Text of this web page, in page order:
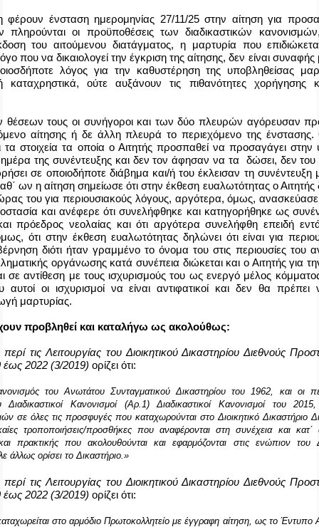
ένσταση ημερομηνίας 27/11/25 στην αίτηση για
πληρούνται οι προϋποθέσεις των διαδικαστικών
του αιτούμενου διατάγματος, η μαρτυρία που
που να δικαιολογεί την έγκριση της αίτησης, δεν είναι
λόγος για την καθυστέρηση της υποβληθείσας
καταχρηστικά, ούτε αυξάνουν τις πιθανότητες χορήγησης
θέσεων τους οι συνήγοροι και των δύο πλευρών αγόρευσαν
αίτησης ή δε άλλη πλευρά το περιεχόμενο της ένστασης.
τα στοιχεία τα οποία ο Αιτητής προσπαθεί να προσαγάγει στην
ημέρα της συνέντευξης και δεν τον άφησαν να τα δώσει, δεν
σε οποιοδήποτε διάβημα και/ή του έκλεισαν τη
ων η αίτηση σημείωσε ότι στην έκθεση ευαλωτότητας ο
του για περιουσιακούς λόγους, αργότερα, όμως, ανασκεύασε
και ανέφερε ότι συνελήφθηκε και κατηγορήθηκε ως
πρόεδρος νεολαίας και ότι αργότερα συνελήφθη επειδή
ότι στην έκθεση ευαλωτότητας δηλώνει ότι είναι για
διότι ήταν γραμμένο το όνομα του στις περιουσίες του
οργάνωσης κατά συνέπεια διώκεται και ο Αιτητής για
σε αντίθεση με τους ισχυρισμούς του ως ενεργό μέλος
αυτοί οι ισχυρισμοί να είναι αντιφατικοί και δεν θα
μαρτυρίας.
προβληθεί και καταλήγω ως ακολούθως:
τις Λειτουργίας του Διοικητικού Δικαστηρίου Διεθνούς
έως 2022 (3/2019) ορίζει ότι:
του Ανωτάτου Συνταγματικού Δικαστηρίου του 1962, και οι
Διαδικαστικοί Κανονισμοί (Αρ.1) Διαδικαστικοί Κανονισμοί του
σε όλες τις προσφυγές που καταχωρούνται στο Διοικητικό Δικαστήριο
τροποποιήσεις/προσθήκες που αναφέρονται στη συνέχεια και
πρακτικής που ακολουθούνται και εφαρμόζονται στις ενώπιον του
άλλως ορίσει το Δικαστήριο.»
τις Λειτουργίας του Διοικητικού Δικαστηρίου Διεθνούς
έως 2022 (3/2019) ορίζει ότι:
στο αρμόδιο Πρωτοκολλητείο με έγγραφη αίτηση, ως το